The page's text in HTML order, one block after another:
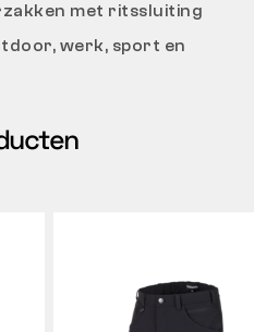
met ritssluiting
werk, sport en